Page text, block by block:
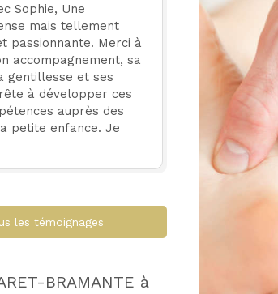
Sophie, Une
mais tellement
passionnante. Merci à
accompagnement, sa
gentillesse et ses
à développer ces
auprès des
petite enfance. Je
les témoignages
BRAMANTE à